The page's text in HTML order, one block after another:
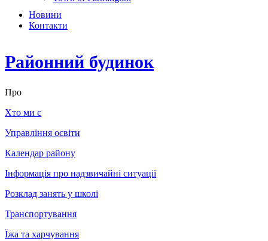
Новини
Контакти
Районний будинок
Про
Хто ми є
Управління освіти
Календар району
Інформація про надзвичайні ситуації
Розклад занять у школі
Транспортування
Їжа та харчування